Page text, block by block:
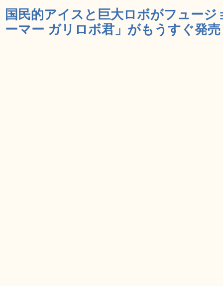
国民的アイスと巨大ロボがフュー
ーマー ガリロボ君」がもうすぐ発